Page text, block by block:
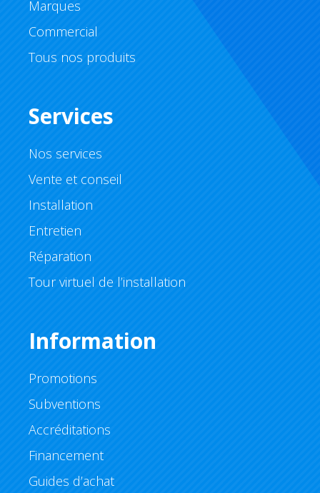
Marques
Commercial
Tous nos produits
Services
Nos services
Vente et conseil
Installation
Entretien
Réparation
Tour virtuel de l’installation
Information
Promotions
Subventions
Accréditations
Financement
Guides d’achat